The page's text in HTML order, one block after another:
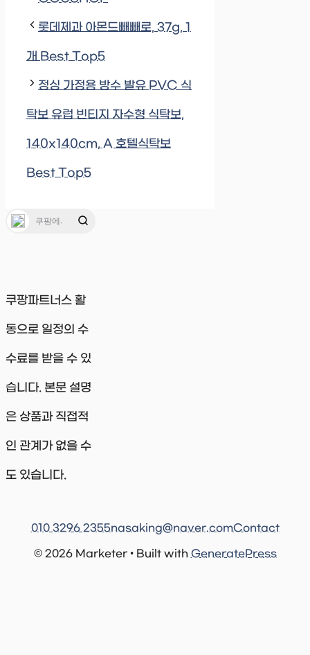
롯데제과 아몬드빼빼로, 37g, 1
개 Best Top5
정싱 가정용 방수 발유 PVC 식
탁보 유럽 빈티지 자수형 식탁보,
140x140cm, A 호텔식탁보
Best Top5
쿠팡파트너스 활
동으로 일정의 수
수료를 받을 수 있
습니다. 본문 설명
은 상품과 직접적
인 관계가 없을 수
도 있습니다.
© 2026 Marketer • Built with GeneratePress
010 3296 2355nasaking@naver.comContact